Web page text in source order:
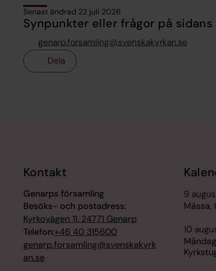
Senast ändrad 22 juli 2026
Synpunkter eller frågor på sidans
genarp.forsamling@svenskakyrkan.se
Dela
Kontakt
Genarps församling
Besöks- och postadress:
Kyrkovägen 11, 24771 Genarp
Telefon:+46 40 315600
genarp.forsamling@svenskakyrk
an.se
9
Mässa,
10